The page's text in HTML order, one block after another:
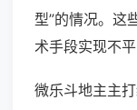
型”的情况。这
术手段实现不平
微乐斗地主主